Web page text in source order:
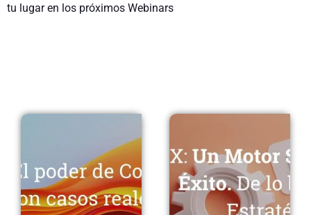
tu lugar en los próximos Webinars